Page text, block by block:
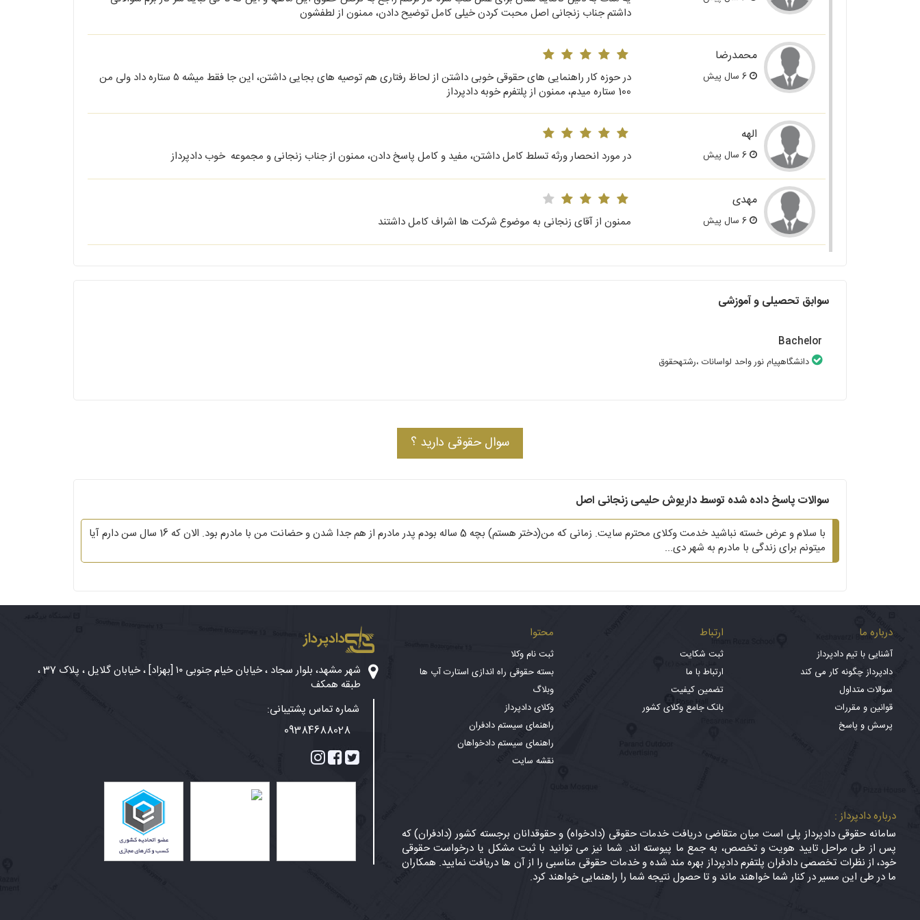
داشتم جناب زنجانی اصل محبت کردن خیلی کامل توضیح دادن، ممنون از لطفشون
محمدرضا
در حوزه کار راهنمایی های حقوقی خوبی داشتن از لحاظ رفتاری هم توصیه های بجایی داشتن، این جا فقط میشه ۵ ستاره داد ولی من
100 ستاره میدم، ممنون از پلتفرم خوبه دادپرداز
الهه
در مورد انحصار ورثه تسلط کامل داشتن، مفید و کامل پاسخ دادن، ممنون از جناب زنجانی و مجموعه خوب دادپرداز
مهدی
ممنون از آقای زنجانی به موضوع شرکت ها اشراف کامل داشتند
سوابق تحصیلی و آموزشی
Bachelor
دانشگاهپیام نور واحد لواسانات ،رشتهحقوق
سوال حقوقی دارید ؟
سوالات پاسخ داده شده توسط داریوش حلیمی زنجانی اصل
با سلام و عرض خسته نباشید خدمت وکلای محترم سایت. زمانی که من(دختر هستم) بچه 5 ساله بودم پدر مادرم از هم جدا شدن و حضانت من با مادرم بود. الان که 16 سال سن دارم آیا
میتونم برای زندگی با مادرم به شهر دی...
درباره ما
آشنایی با تیم دادپرداز
دادپرداز چگونه کار می کند
سوالات متداول
قوانین و مقررات
پرسش و پاسخ
ارتباط
ثبت شکایت
ارتباط با ما
تضمین کیفیت
بانک جامع وکلای کشور
محتوا
ثبت نام وکلا
بسته حقوقی راه اندازی استارت آپ ها
وبلاگ
وکلای دادپرداز
راهنمای سیستم دادفران
راهنمای سیستم دادخواهان
نقشه سایت
درباره دادپرداز :
سامانه حقوقی دادپرداز پلی است میان متقاضی دریافت خدمات حقوقی (دادخواه) و حقوقدانان برجسته کشور (دادفران) که
پس از طی مراحل تایید هویت و تخصص، به جمع ما پیوسته اند. شما نیز می توانید با ثبت مشکل یا درخواست حقوقی
خود، از نظرات تخصصی دادفران پلتفرم دادپرداز بهره مند شده و خدمات حقوقی مناسبی را از آن ها دریافت نمایید. همکاران
ما در طی این مسیر در کنار شما خواهند ماند و تا حصول نتیجه شما را راهنمایی خواهند کرد.
دادپرداز
شهر مشهد، بلوار سجاد ، خیابان خیام جنوبی ۱۰ [بهزاد] ، خیابان گلایل ، پلاک 37 ،
طبقه همکف
شماره تماس پشتیبانی:
09384688028